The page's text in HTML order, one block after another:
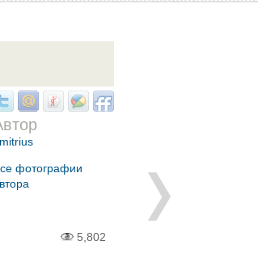
фотографии
5,802